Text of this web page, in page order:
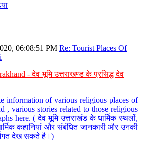
06:08:51 PM Re: Tourist Places Of
- देव भूमि उत्तराखण्ड के प्रसिद्ध देव
information of various religious places of
, various stories related to those religious
here. ( देव भूमि उत्तराखंड के धार्मिक स्थलों,
कहानियां और संबंधित जानकारी और उनकी
देख सकते है।)